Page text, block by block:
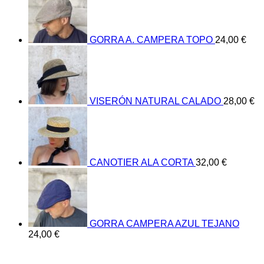
GORRA A. CAMPERA TOPO 24,00 €
VISERÓN NATURAL CALADO 28,00 €
CANOTIER ALA CORTA 32,00 €
GORRA CAMPERA AZUL TEJANO
24,00 €